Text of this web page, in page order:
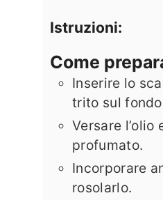
Istruzioni:
Come
Inserire lo
trito sul
Versare
profumato.
Incorporare
rosolarlo.